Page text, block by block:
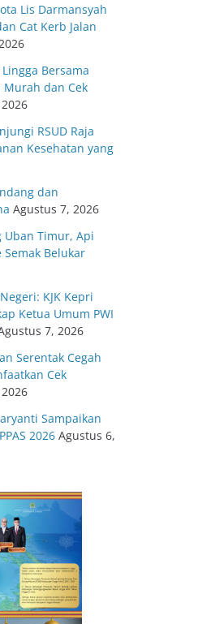
Lis Darmansyah
Cat Kerb Jalan
Bersama
Murah dan Cek
RSUD Raja
Kesehatan yang
dan
Agustus 7, 2026
Uban Timur, Api
Semak Belukar
KJK Kepri
Ketua Umum PWI
7, 2026
Serentak Cegah
Cek
Sampaikan
2026 Agustus 6,